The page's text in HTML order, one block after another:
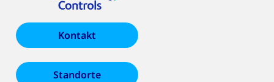
Kontakt
Standorte